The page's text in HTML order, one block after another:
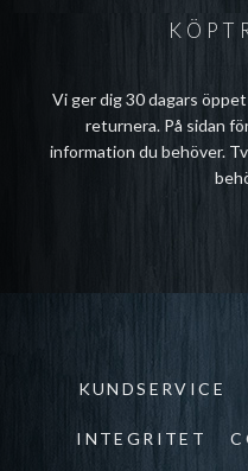
Vi ger dig 30 dagars
returnera. På sidan
information du behöver.
KUNDSERVICE
INTEGRITET